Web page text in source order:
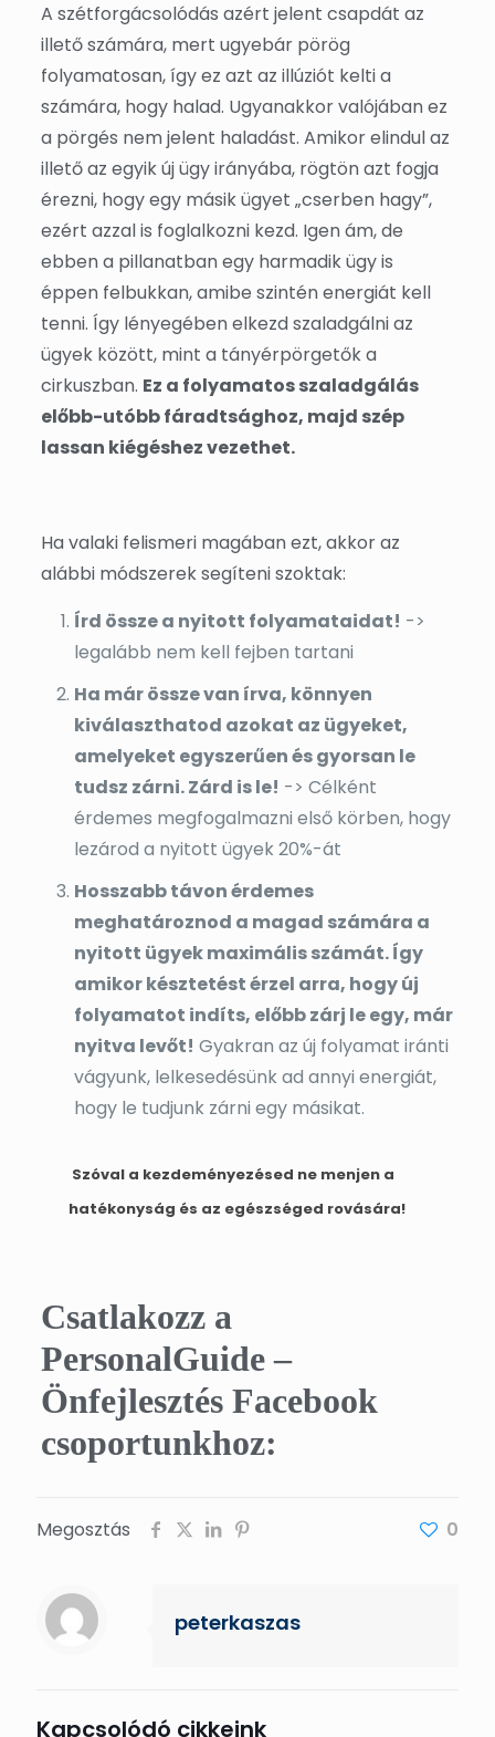
A szétforgácsolódás azért jelent csapdát az
illető számára, mert ugyebár pörög
folyamatosan, így ez azt az illúziót kelti a
számára, hogy halad. Ugyanakkor valójában ez
a pörgés nem jelent haladást. Amikor elindul az
illető az egyik új ügy irányába, rögtön azt fogja
érezni, hogy egy másik ügyet „cserben hagy”,
ezért azzal is foglalkozni kezd. Igen ám, de
ebben a pillanatban egy harmadik ügy is
éppen felbukkan, amibe szintén energiát kell
tenni. Így lényegében elkezd szaladgálni az
ügyek között, mint a tányérpörgetők a
cirkuszban. Ez a folyamatos szaladgálás
előbb-utóbb fáradtsághoz, majd szép
lassan kiégéshez vezethet.
Ha valaki felismeri magában ezt, akkor az
alábbi módszerek segíteni szoktak:
Írd össze a nyitott folyamataidat! ->
legalább nem kell fejben tartani
Ha már össze van írva, könnyen
kiválaszthatod azokat az ügyeket,
amelyeket egyszerűen és gyorsan le
tudsz zárni. Zárd is le! -> Célként
érdemes megfogalmazni első körben, hogy
lezárod a nyitott ügyek 20%-át
Hosszabb távon érdemes
meghatároznod a magad számára a
nyitott ügyek maximális számát. Így
amikor késztetést érzel arra, hogy új
folyamatot indíts, előbb zárj le egy, már
nyitva levőt! Gyakran az új folyamat iránti
vágyunk, lelkesedésünk ad annyi energiát,
hogy le tudjunk zárni egy másikat.
Szóval a kezdeményezésed ne menjen a
hatékonyság és az egészséged rovására!
Csatlakozz a
PersonalGuide –
Önfejlesztés Facebook
csoportunkhoz:
Megosztás 0
peterkaszas
Kapcsolódó cikkeink